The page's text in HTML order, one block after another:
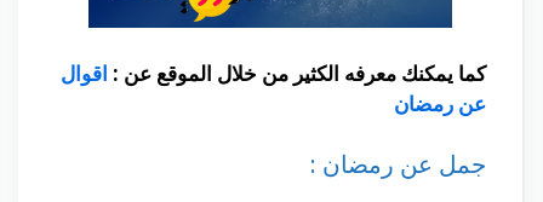
كما يمكنك معرفه الكثير من خلال الموقع عن : اقوال
عن رمضان
جمل عن رمضان :